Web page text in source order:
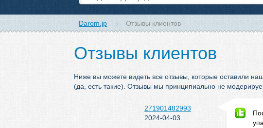
Darom.jp Отзывы клиентов
Отзывы клиентов
Ниже вы можете видеть все отзывы, которые оставили
(да, есть такие). Отзывы мы принципиально не
271901482993
2024-04-03